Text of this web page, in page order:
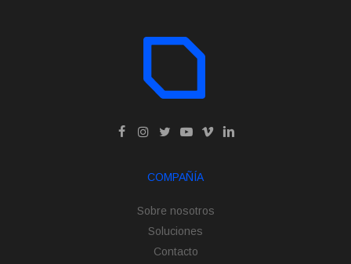
COMPAÑÍA
Sobre nosotros
Soluciones
Contacto